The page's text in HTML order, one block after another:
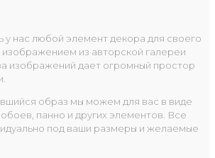
у нас любой элемент декора для своего
из авторской галереи
изображений дает огромный простор
образ мы можем для вас в виде
панно и других элементов. Все
под ваши размеры и желаемые